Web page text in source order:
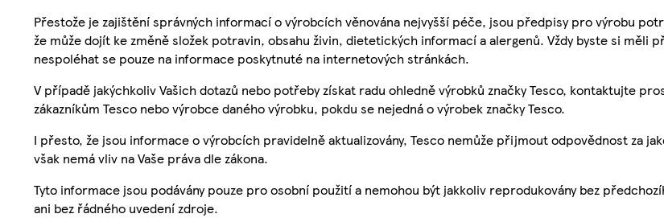
Přestože je zajištění správných informací o výrobcích věnována nejvyšší péče, jsou předpisy pro výrobu
že může dojít ke změně složek potravin, obsahu živin, dietetických informací a alergenů. Vždy byste si měli
nespoléhat se pouze na informace poskytnuté na internetových stránkách.
V případě jakýchkoliv Vašich dotazů nebo potřeby získat radu ohledně výrobků značky Tesco, kontaktujte
zákazníkům Tesco nebo výrobce daného výrobku, pokdu se nejedná o výrobek značky Tesco.
I přesto, že jsou informace o výrobcích pravidelně aktualizovány, Tesco nemůže přijmout odpovědnost za
však nemá vliv na Vaše práva dle zákona.
Tyto informace jsou podávány pouze pro osobní použití a nemohou být jakkoliv reprodukovány bez
ani bez řádného uvedení zdroje.